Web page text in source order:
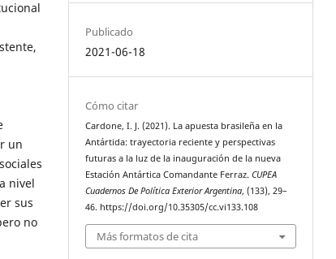
un
nivel
sus
no
Publicado
2021-06-18
Cómo citar
Cardone, I. J. (2021). La apuesta brasileña en la
Antártida: trayectoria reciente y perspectivas
futuras a la luz de la inauguración de la nueva
Estación Antártica Comandante Ferraz.CUPEA
Cuadernos De Política Exterior Argentina, (133), 29–
46. https://doi.org/10.35305/cc.vi133.108
Más formatos de cita